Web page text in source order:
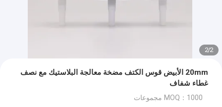
2
/
2
20mm الأبيض قوس الكتف مضخة معالجة البلاستيك مع نصف
غطاء شفاف
MOQ：1000 مجموعات